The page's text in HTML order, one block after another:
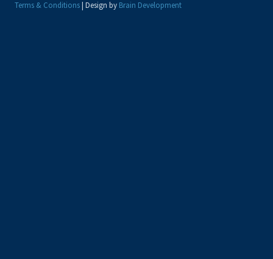
Terms & Conditions| Design by Brain Development